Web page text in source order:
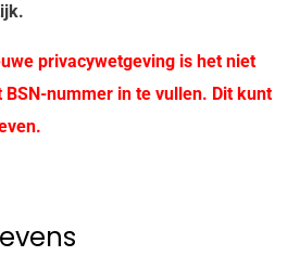
privacywetgeving is het niet
nummer in te vullen. Dit kunt